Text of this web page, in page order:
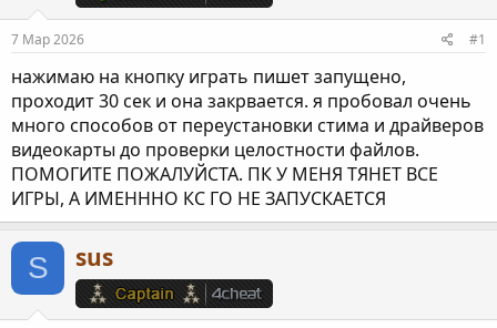
м
а
а
7 Мар 2026 #1
нажимаю на кнопку играть пишет запущено,
проходит 30 сек и она закрвается. я пробовал очень
много способов от переустановки стима и драйверов
видеокарты до проверки целостности файлов.
ПОМОГИТЕ ПОЖАЛУЙСТА. ПК У МЕНЯ ТЯНЕТ ВСЕ
ИГРЫ, А ИМЕНННО КС ГО НЕ ЗАПУСКАЕТСЯ
S sus